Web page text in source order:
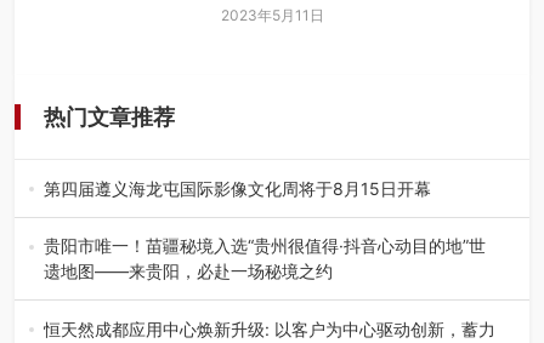
2023年5月11日
热门文章推荐
第四届遵义海龙屯国际影像文化周将于8月15日开幕
8月7日，第四届遵义海龙屯国际影像文化周媒体通气会在世
界文化遗产地海龙屯核心景区…
贵阳市唯一！苗疆秘境入选“贵州很值得·抖音心动目的地”世
遗地图——来贵阳，必赴一场秘境之约
2026年7月21日，2026年“贵州很值得”暨抖音“心动目的
地”（贵州站）主题…
恒天然成都应用中心焕新升级: 以客户为中心驱动创新，蓄力